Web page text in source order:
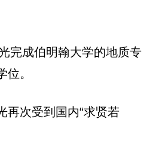
完成伯明翰大学的地质专
。
再次受到国内“求贤若